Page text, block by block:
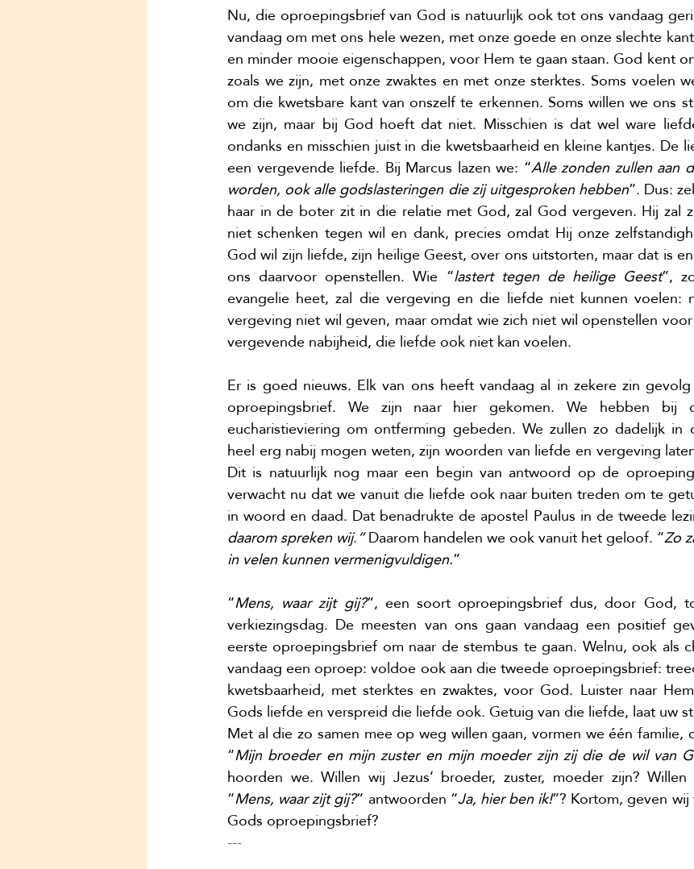
Nu, die oproepingsbrief van God is natuurlijk ook tot ons vandaag
vandaag om met ons hele wezen, met onze goede en onze slechte
en minder mooie eigenschappen, voor Hem te gaan staan. God kent
zoals we zijn, met onze zwaktes en met onze sterktes. Soms voelen
om die kwetsbare kant van onszelf te erkennen. Soms willen we ons
we zijn, maar bij God hoeft dat niet. Misschien is dat wel ware
ondanks en misschien juist in die kwetsbaarheid en kleine kantjes. De
een vergevende liefde. Bij Marcus lazen we: “Alle zonden zullen aan
worden, ook alle godslasteringen die zij uitgesproken hebben”. Dus:
haar in de boter zit in die relatie met God, zal God vergeven. Hij zal
niet schenken tegen wil en dank, precies omdat Hij onze
God wil zijn liefde, zijn heilige Geest, over ons uitstorten, maar dat is
ons daarvoor openstellen. Wie “lastert tegen de heilige Geest”,
evangelie heet, zal die vergeving en die liefde niet kunnen
vergeving niet wil geven, maar omdat wie zich niet wil openstellen
vergevende nabijheid, die liefde ook niet kan voelen.
Er is goed nieuws. Elk van ons heeft vandaag al in zekere zin
oproepingsbrief. We zijn naar hier gekomen. We hebben bij
eucharistieviering om ontferming gebeden. We zullen zo dadelijk in
heel erg nabij mogen weten, zijn woorden van liefde en vergeving
Dit is natuurlijk nog maar een begin van antwoord op de
verwacht nu dat we vanuit die liefde ook naar buiten treden om te
in woord en daad. Dat benadrukte de apostel Paulus in de tweede
daarom spreken wij.” Daarom handelen we ook vanuit het geloof. “Zo
in velen kunnen vermenigvuldigen.”
“Mens, waar zijt gij?”, een soort oproepingsbrief dus, door God,
verkiezingsdag. De meesten van ons gaan vandaag een positief
eerste oproepingsbrief om naar de stembus te gaan. Welnu, ook als
vandaag een oproep: voldoe ook aan die tweede oproepingsbrief:
kwetsbaarheid, met sterktes en zwaktes, voor God. Luister naar
Gods liefde en verspreid die liefde ook. Getuig van die liefde, laat uw
Met al die zo samen mee op weg willen gaan, vormen we één familie,
“Mijn broeder en mijn zuster en mijn moeder zijn zij die de wil van
hoorden we. Willen wij Jezus’ broeder, zuster, moeder zijn?
“Mens, waar zijt gij?” antwoorden “Ja, hier ben ik!”? Kortom, geven
Gods oproepingsbrief?
---